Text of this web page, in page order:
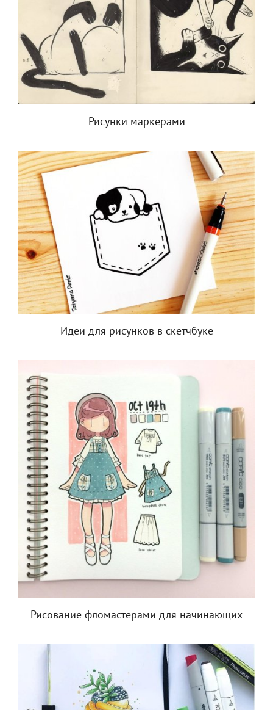
Рисунки маркерами
Идеи для рисунков в скетчбуке
Рисование фломастерами для начинающих